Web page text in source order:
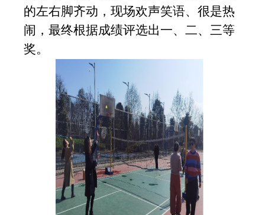
的左右脚齐动， 现场欢声笑语、很是热
闹 ， 最终根据成绩评选出一、二、三等
奖。